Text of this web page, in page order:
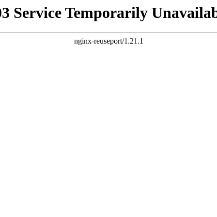
Service Temporarily
nginx-reuseport/1.21.1